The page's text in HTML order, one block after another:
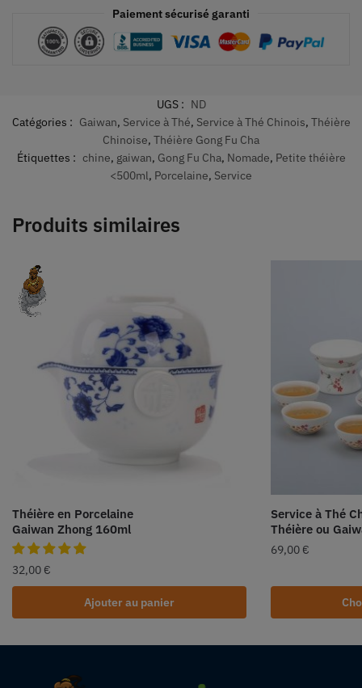
Paiement sécurisé garanti
UGS : ND
Catégories : Gaiwan, Service à Thé, Service à Thé Chinois, Théière
Chinoise, Théière Gong Fu Cha
Étiquettes : chine, gaiwan, Gong Fu Cha, Nomade, Petite théière
<500ml, Porcelaine, Service
Produits similaires
Théière en Porcelaine
Gaiwan Zhong 160ml
32,00 €
Ajouter au panier
Service à Thé
Théière ou
69,00 €